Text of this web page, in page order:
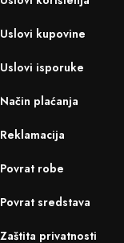
Uslovi kupovine
Uslovi isporuke
Način plaćanja
Reklamacija
Povrat robe
Povrat sredstava
Zaštita privatnosti